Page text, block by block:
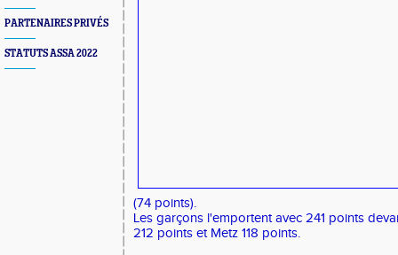
PARTENAIRES PRIVÉS
STATUTS ASSA 2022
(74 points).
Les garçons l'emportent avec 241 points
212 points et Metz 118 points.